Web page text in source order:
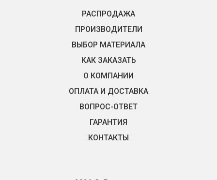
РАСПРОДАЖА
ПРОИЗВОДИТЕЛИ
ВЫБОР МАТЕРИАЛА
КАК ЗАКАЗАТЬ
О КОМПАНИИ
ОПЛАТА И ДОСТАВКА
ВОПРОС-ОТВЕТ
ГАРАНТИЯ
КОНТАКТЫ